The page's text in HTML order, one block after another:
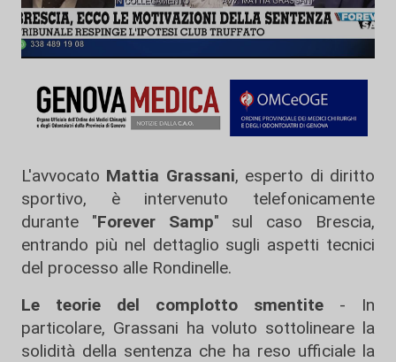
L'avvocato Mattia Grassani, esperto di diritto
sportivo, è intervenuto telefonicamente
durante "Forever Samp" sul caso Brescia,
entrando più nel dettaglio sugli aspetti tecnici
del processo alle Rondinelle.
Le teorie del complotto smentite - In
particolare, Grassani ha voluto sottolineare la
solidità della sentenza che ha reso ufficiale la